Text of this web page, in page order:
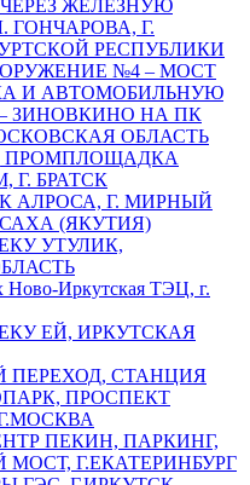
ЖЕЛЕЗНУЮ
ГОНЧАРОВА, Г.
РЕСПУБЛИКИ
№4 – МОСТ
И АВТОМОБИЛЬНУЮ
ЗИНОВКИНО НА ПК
ОБЛАСТЬ
ПРОМПЛОЩАДКА
Г. БРАТСК
АЛРОСА, Г. МИРНЫЙ
(ЯКУТИЯ)
УТУЛИК,
Ново-Иркутская ТЭЦ, г.
ЕЙ, ИРКУТСКАЯ
СТАНЦИЯ
ПРОСПЕКТ
ПЕКИН, ПАРКИНГ,
Г.ЕКАТЕРИНБУРГ